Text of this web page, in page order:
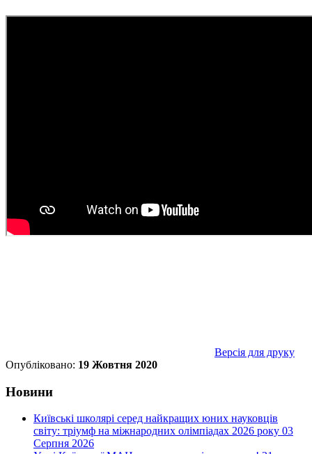
Версія для друку
Опубліковано: 19 Жовтня 2020
Новини
Київські школярі серед найкращих юних науковців
світу: тріумф на міжнародних олімпіадах 2026 року 03
Серпня 2026